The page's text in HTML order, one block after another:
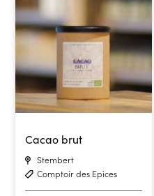
Cacao brut
Stembert
Comptoir des Epices